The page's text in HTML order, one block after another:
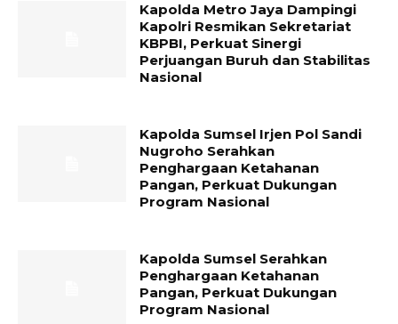
Kapolda Metro Jaya Dampingi
Kapolri Resmikan Sekretariat
KBPBI, Perkuat Sinergi
Perjuangan Buruh dan Stabilitas
Nasional
Kapolda Sumsel Irjen Pol Sandi
Nugroho Serahkan
Penghargaan Ketahanan
Pangan, Perkuat Dukungan
Program Nasional
Kapolda Sumsel Serahkan
Penghargaan Ketahanan
Pangan, Perkuat Dukungan
Program Nasional